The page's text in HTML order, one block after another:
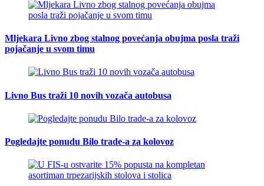
Mljekara Livno zbog stalnog povećanja obujma posla traži
pojačanje u svom timu
Livno Bus traži 10 novih vozača autobusa
Pogledajte ponudu Bilo trade-a za kolovoz